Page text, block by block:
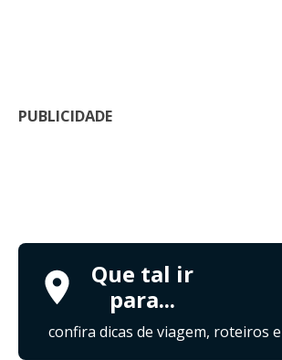
PUBLICIDADE
Que tal ir
para...
confira dicas de viagem, roteiros